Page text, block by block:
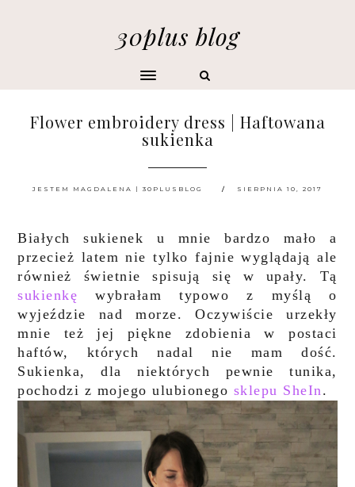
30plus blog
Flower embroidery dress | Haftowana
sukienka
JESTEM MAGDALENA | 30PLUSBLOG SIERPNIA 10, 2017
Białych sukienek u mnie bardzo mało a
przecież latem nie tylko fajnie wyglądają ale
również świetnie spisują się w upały. Tą
sukienkę wybrałam typowo z myślą o
wyjeździe nad morze. Oczywiście urzekły
mnie też jej piękne zdobienia w postaci
haftów, których nadal nie mam dość.
Sukienka, dla niektórych pewnie tunika,
pochodzi z mojego ulubionego sklepu SheIn.